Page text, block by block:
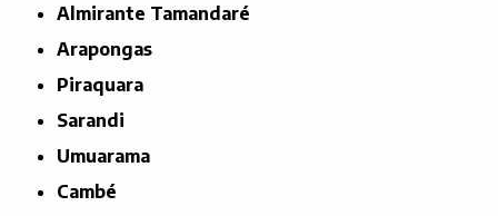
Almirante Tamandaré
Arapongas
Piraquara
Sarandi
Umuarama
Cambé